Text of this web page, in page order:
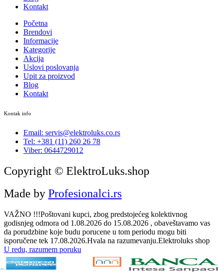
Kontakt
Početna
Brendovi
Informacije
Kategorije
Akcija
Uslovi poslovanja
Upit za proizvod
Blog
Kontakt
Kontak info
Email: servis@elektroluks.co.rs
Tel: +381 (11) 260 26 78
Viber: 0644729012
Copyright © ElektroLuks.shop
Made by Profesionalci.rs
VAŽNO !!!Poštovani kupci, zbog predstojećeg kolektivnog
godisnjeg odmora od 1.08.2026 do 15.08.2026 , obaveštavamo vas
da porudzbine koje budu porucene u tom periodu mogu biti
isporučene tek 17.08.2026.Hvala na razumevanju.Elektroluks shop
U redu, razumem poruku